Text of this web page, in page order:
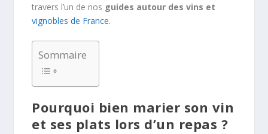
travers l’un de nos guides autour des vins et
vignobles de France.
Sommaire
Pourquoi bien marier son vin
et ses plats lors d’un repas ?